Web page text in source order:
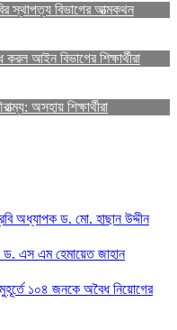
স্থাপত্য বিভাগের আত্মকথন
আইন বিভাগের শিক্ষার্থীরা
অসহায় শিক্ষার্থীরা
অধ্যাপক ড. মো. হাছান উদ্দীন
ড. এস এম হেমায়েত জাহান
মুহূর্তে ১০৪ জনকে অবৈধ নিয়োগের